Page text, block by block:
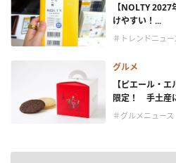
【NOLTY
けやすい！...
＃トレンドニュー
グルメ
【ピエール・
限定！ 手土産
＃グルメニュース